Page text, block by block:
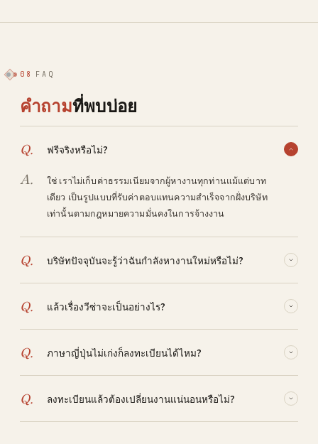
08 FAQ
คำถามที่พบบ่อย
Q. ฟรีจริงหรือไม่?
A.
ใช่ เราไม่เก็บค่าธรรมเนียมจากผู้หางานทุกท่านแม้แต่บาท
เดียว เป็นรูปแบบที่รับค่าตอบแทนความสำเร็จจากฝั่งบริษัท
เท่านั้นตามกฎหมายความมั่นคงในการจ้างงาน
Q. บริษัทปัจจุบันจะรู้ว่าฉันกำลังหางานใหม่หรือไม่?
A.
ปัจจุบัน ช่วงเวลาในการติดต่อก็ปรับตามที่คุณต้องการได้
Q. แล้วเรื่องวีซ่าจะเป็นอย่างไร?
A.
Administrative Scrivener Corporation ซึ่งเป็นบริษัทใน
Q. ภาษาญี่ปุ่นไม่เก่งก็ลงทะเบียนได้ไหม?
A.
ภาษาแม่ของคุณ ผู้ที่อยู่ระดับ N4/N5 ก็ไม่มีปัญหา
Q. ลงทะเบียนแล้วต้องเปลี่ยนงานแน่นอนหรือไม่?
A.